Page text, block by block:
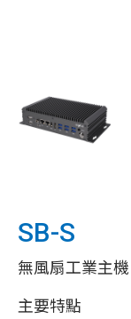
SB-S
無風扇工業主機
主要特點